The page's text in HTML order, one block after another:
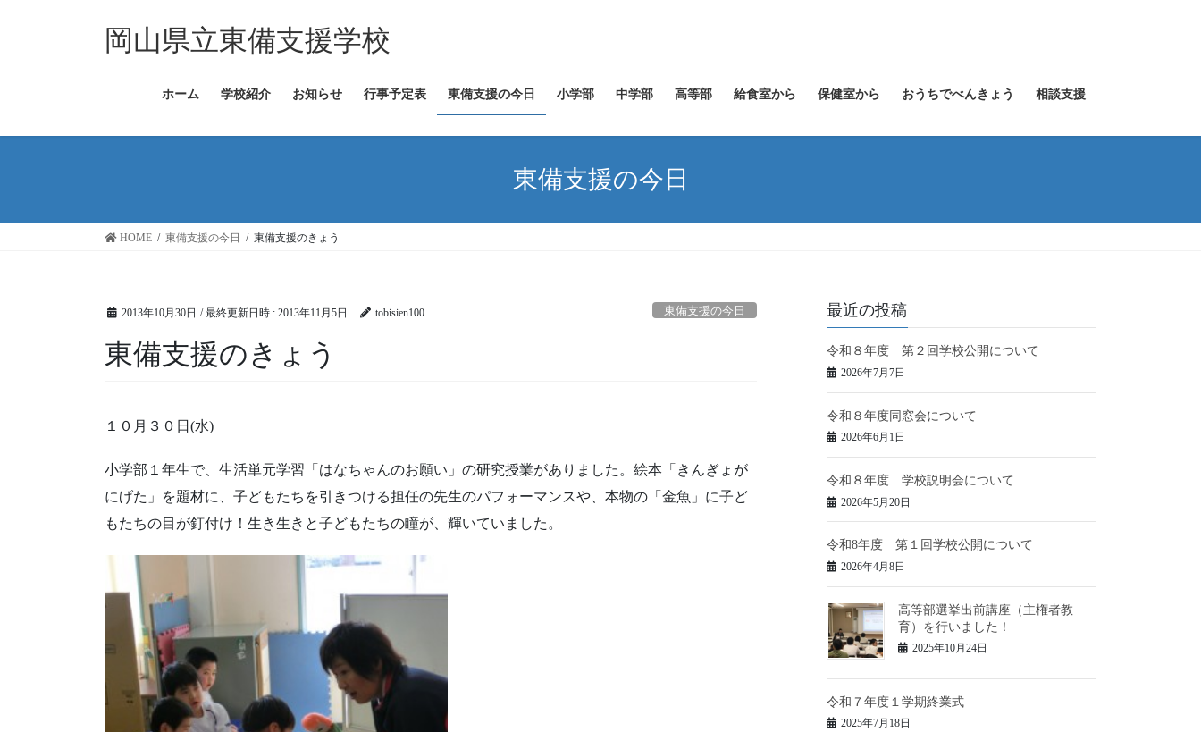
ス
ン
岡山県立東備支援学校
ホーム 学校紹介 お知らせ 行事予定表 東備支援の今日 小学部 中学部 高等部 給食室から 保健室から おうちでべんきょう 相談支援
東備支援の今日
HOME 東備支援の今日 東備支援のきょう
2013年10月30日 / 最終更新日時 : 2013年11月5日 tobisien100 東備支援の今日
東備支援のきょう
１０月３０日(水)
小学部１年生で、生活単元学習「はなちゃんのお願い」の研究授業がありました。絵本「きんぎょが
にげた」を題材に、子どもたちを引きつける担任の先生のパフォーマンスや、本物の「金魚」に子ど
もたちの目が釘付け！生き生きと子どもたちの瞳が、輝いていました。
最近の投稿
令和８年度 第２回学校公開について
2026年7月7日
令和８年度同窓会について
2026年6月1日
令和８年度 学校説明会について
2026年5月20日
令和8年度 第１回学校公開について
2026年4月8日
高等部選挙出前講座（主権者教
育）を行いました！
2025年10月24日
令和７年度１学期終業式
2025年7月18日